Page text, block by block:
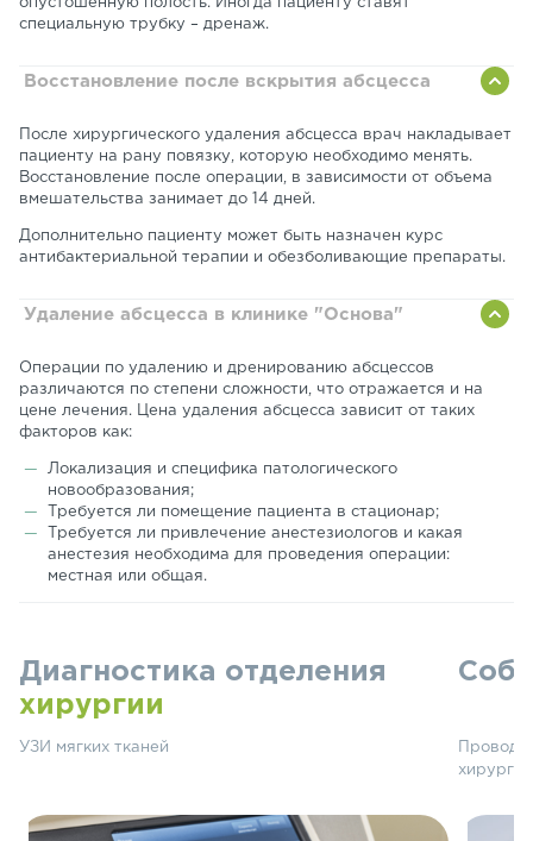
опустошенную полость. Иногда пациенту ставят
специальную трубку – дренаж.
Восстановление после вскрытия абсцесса
После хирургического удаления абсцесса врач накладывает
пациенту на рану повязку, которую необходимо менять.
Восстановление после операции, в зависимости от объема
вмешательства занимает до 14 дней.
Дополнительно пациенту может быть назначен курс
антибактериальной терапии и обезболивающие препараты.
Удаление абсцесса в клинике "Основа"
Операции по удалению и дренированию абсцессов
различаются по степени сложности, что отражается и на
цене лечения. Цена удаления абсцесса зависит от таких
факторов как:
Локализация и специфика патологического
новообразования;
Требуется ли помещение пациента в стационар;
Требуется ли привлечение анестезиологов и какая
анестезия необходима для проведения операции:
местная или общая.
Диагностика отделения
хирургии
УЗИ мягких тканей